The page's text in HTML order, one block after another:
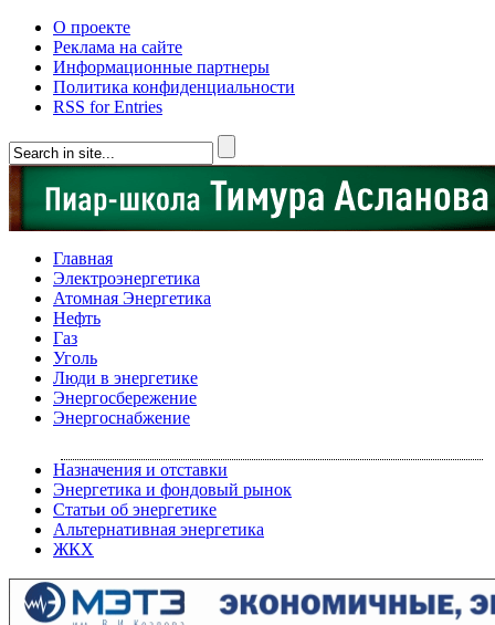
О проекте
Реклама на сайте
Информационные партнеры
Политика конфиденциальности
RSS for Entries
Главная
Электроэнергетика
Атомная Энергетика
Нефть
Газ
Уголь
Люди в энергетике
Энергосбережение
Энергоснабжение
Назначения и отставки
Энергетика и фондовый рынок
Статьи об энергетике
Альтернативная энергетика
ЖКХ